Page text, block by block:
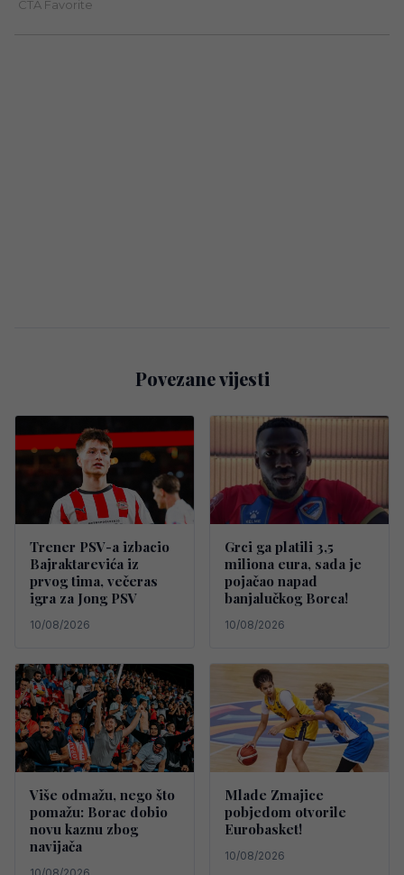
Povezane vijesti
Trener PSV-a izbacio
Bajraktarevića iz
prvog tima, večeras
igra za Jong PSV
10/08/2026
Grci ga platili 3,5
miliona eura, sada je
pojačao napad
banjalučkog Borca!
10/08/2026
Više odmažu, nego što
pomažu: Borac dobio
novu kaznu zbog
navijača
Mlade Zmajice
pobjedom otvorile
Eurobasket!
10/08/2026